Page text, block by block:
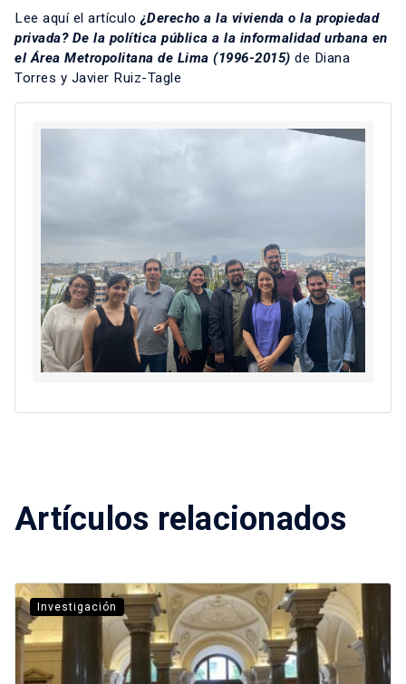
Lee aquí el artículo¿Derecho a la vivienda o la propiedad
privada? De la política pública a la informalidad urbana en
el Área Metropolitana de Lima (1996-2015) de Diana
Torres y Javier Ruiz-Tagle
Artículos relacionados
Investigación